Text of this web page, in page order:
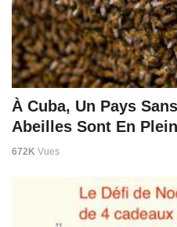
À Cuba, Un Pays
Abeilles Sont En
672K Vues